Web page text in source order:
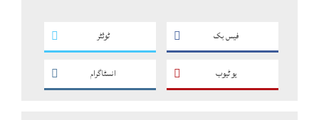
فیس بک ٹوئٹر
یو ٹیوب انسٹاگرام